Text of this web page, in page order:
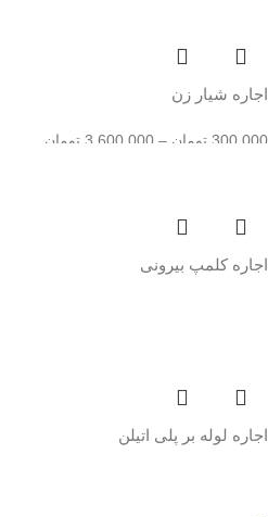
اجاره شیار زن
300,000 تومان –
3,600,000 تومان
اجاره کلمپ بیرونی
اجاره لوله بر پلی اتیلن